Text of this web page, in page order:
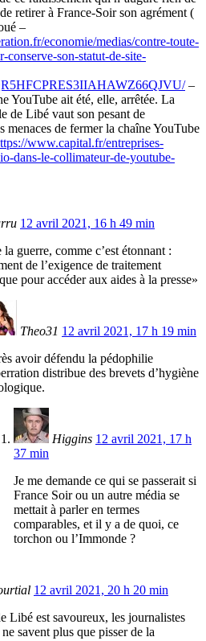
retirer à France-Soir son agrément (
–
economie/medias/contre-toute-
conserve-son-statut-de-site-
–
YouTube ait été, elle, arrêtée. La
de Libé vaut son pesant de
menaces de fermer la chaîne YouTube
www.capital.fr/entreprises-
dans-le-collimateur-de-youtube-
12 avril 2021, 16 h 49 min
guerre, comme c’est étonnant :
de l’exigence de traitement
pour accéder aux aides à la presse»
Theo31 12 avril 2021, 17 h 19 min
avoir défendu la pédophilie
distribue des brevets d’hygiène
Higgins 12 avril 2021, 17 h
37 min
Je me demande ce qui se passerait si
France Soir ou un autre média se
mettait à parler en termes
comparables, et il y a de quoi, ce
torchon ou l’Immonde ?
12 avril 2021, 20 h 20 min
Libé est savoureux, les journalistes
savent plus que pisser de la